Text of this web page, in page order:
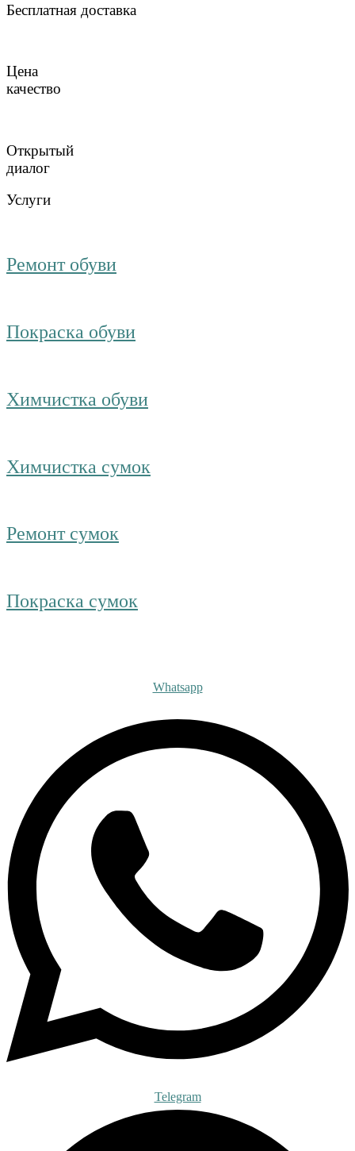
Бесплатная доставка
Цена
качество
Открытый
диалог
Услуги
Ремонт обуви
Покраска обуви
Химчистка обуви
Химчистка сумок
Ремонт сумок
Покраска сумок
Whatsapp
Telegram